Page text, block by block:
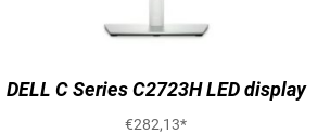
DELL C Series C2723H LED display
€282,13*